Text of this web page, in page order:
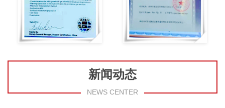
新闻动态
NEWS CENTER